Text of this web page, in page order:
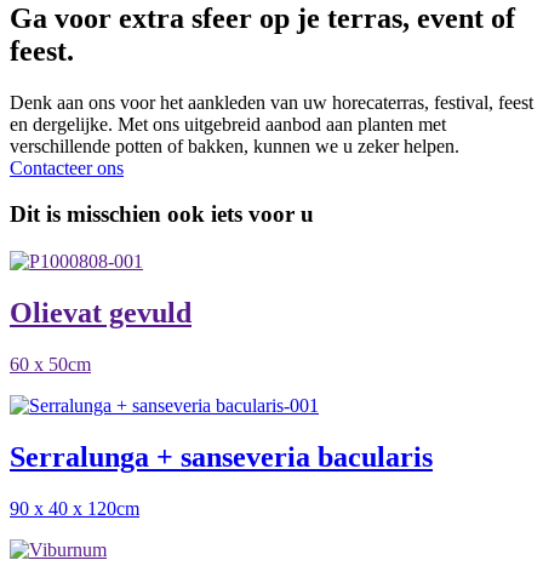
Ga voor extra sfeer op je terras, event of
feest.
Denk aan ons voor het aankleden van uw horecaterras, festival, feest
en dergelijke. Met ons uitgebreid aanbod aan planten met
verschillende potten of bakken, kunnen we u zeker helpen.
Contacteer ons
Dit is misschien ook iets voor u
Olievat gevuld
60 x 50cm
Serralunga + sanseveria bacularis
90 x 40 x 120cm